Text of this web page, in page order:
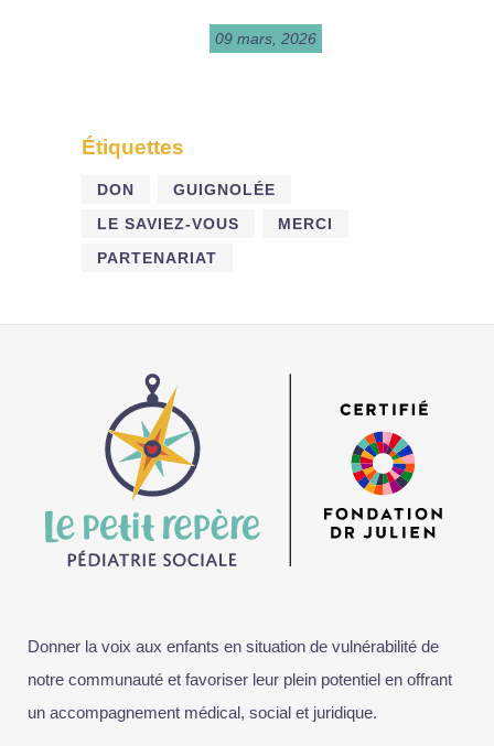
09 mars, 2026
Étiquettes
DON
GUIGNOLÉE
LE SAVIEZ-VOUS
MERCI
PARTENARIAT
Donner la voix aux enfants en situation de vulnérabilité de
notre communauté et favoriser leur plein potentiel en offrant
un accompagnement médical, social et juridique.